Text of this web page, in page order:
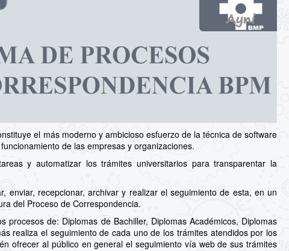
el más moderno y ambicioso esfuerzo de la técnica de software
de las empresas y organizaciones.
y automatizar los trámites universitarios para transparentar la
enviar, recepcionar, archivar y realizar el seguimiento de esta, en un
del Proceso de Correspondencia.
de: Diplomas de Bachiller, Diplomas Académicos, Diplomas
realiza el seguimiento de cada uno de los trámites atendidos por los
ofrecer al público en general el seguimiento vía web de sus trámites